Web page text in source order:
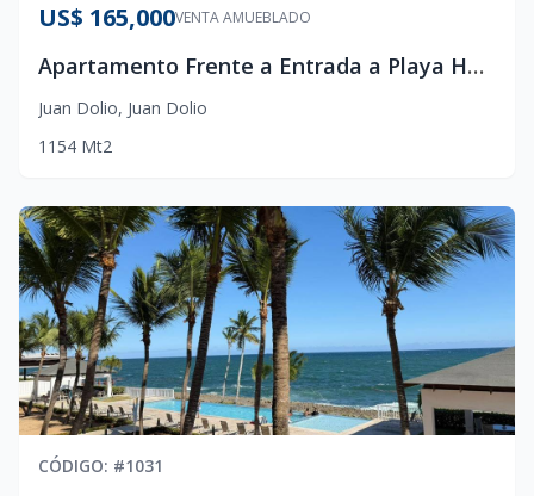
VENTA AMUEBLADO
US$ 165,000
Apartamento Frente a Entrada a Playa Hemingway
Juan Dolio, Juan Dolio
1 1 54 Mt2
CÓDIGO: #1031